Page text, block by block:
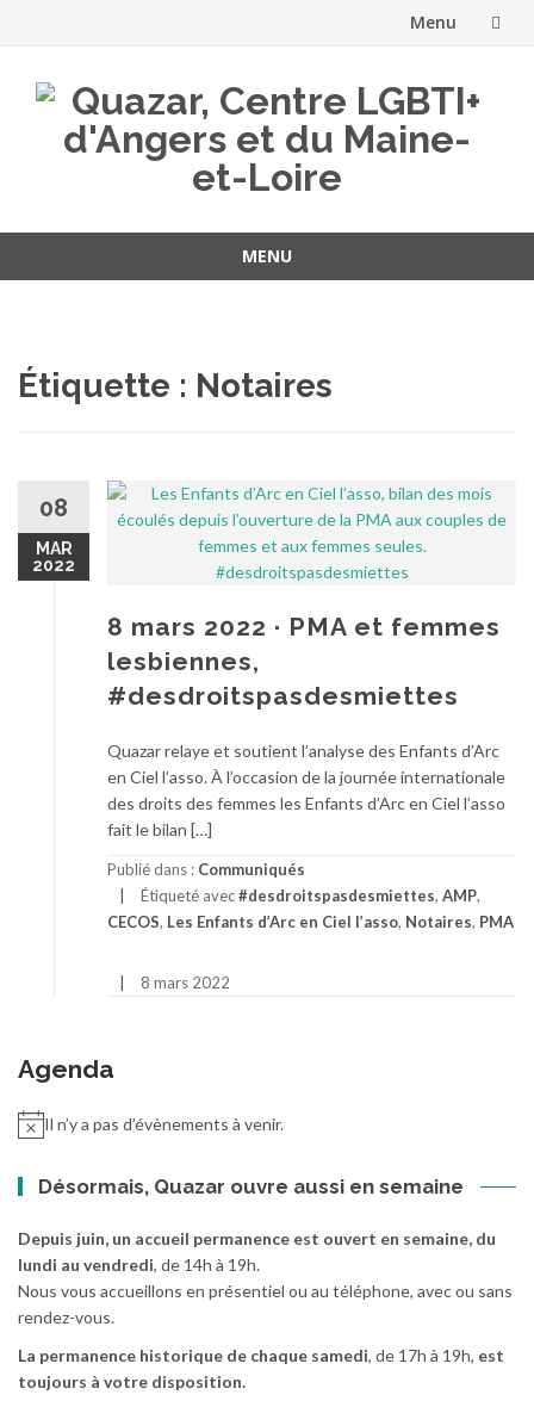
Menu
contenu
MENU
Étiquette : Notaires
08
MAR
2022
8 mars 2022 · PMA et femmes
lesbiennes,
#desdroitspasdesmiettes
Quazar relaye et soutient l’analyse des Enfants d’Arc
en Ciel l’asso. À l’occasion de la journée internationale
des droits des femmes les Enfants d’Arc en Ciel l’asso
fait le bilan […]
Publié dans : Communiqués
Étiqueté avec#desdroitspasdesmiettes, AMP,
CECOS, Les Enfants d’Arc en Ciel l’asso, Notaires, PMA
8 mars 2022
Agenda
Il n’y a pas d’évènements à venir.
Désormais, Quazar ouvre aussi en semaine
Depuis juin, un accueil permanence est ouvert en semaine, du
lundi au vendredi, de 14h à 19h.
Nous vous accueillons en présentiel ou au téléphone, avec ou sans
rendez-vous.
La permanence historique de chaque samedi, de 17h à 19h, est
toujours à votre disposition.